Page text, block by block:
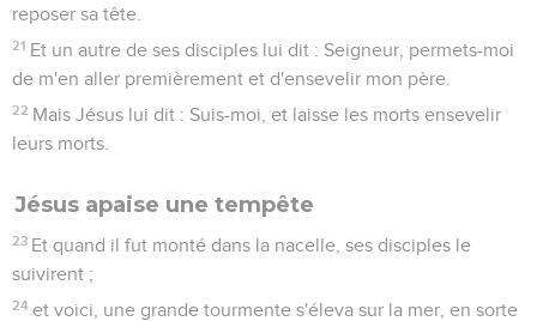
reposer sa tête.
21 Et un autre de ses disciples lui dit : Seigneur, permets-moi
de m'en aller premièrement et d'ensevelir mon père.
22 Mais Jésus lui dit : Suis-moi, et laisse les morts ensevelir
leurs morts.
Jésus apaise une tempête
23 Et quand il fut monté dans la nacelle, ses disciples le
suivirent ;
24 et voici, une grande tourmente s'éleva sur la mer, en sorte